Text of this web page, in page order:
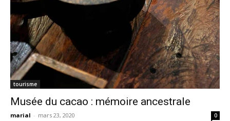
tourisme
Musée du cacao : mémoire ancestrale
marial - mars 23, 2020 0